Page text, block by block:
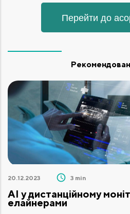
Перейти до
20.12.2023 3 min
AI у дистанційному
елайнерами